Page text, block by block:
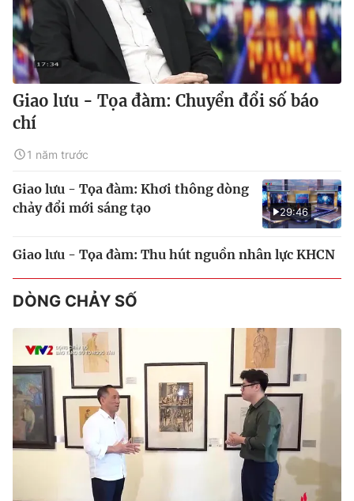
Giao lưu - Tọa đàm: Chuyển đổi số báo
chí
1 năm trước
29:46
Giao lưu - Tọa đàm: Khơi thông dòng
chảy đổi mới sáng tạo
Giao lưu - Tọa đàm: Thu hút nguồn nhân lực KHCN
DÒNG CHẢY SỐ